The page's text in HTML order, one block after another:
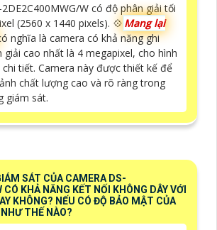
W có độ phân giải tối
(2560 x 1440 pixels). 💠 Mang lại
nghĩa là camera có khả năng ghi
giải cao nhất là 4 megapixel, cho hình
chi tiết. Camera này được thiết kế để
chất lượng cao và rõ ràng trong
giám sát.
SÁT CỦA CAMERA DS-
CÓ KHẢ NĂNG KẾT NỐI KHÔNG DÂY VỚI
KHÔNG? NẾU CÓ ĐỘ BẢO MẬT CỦA
THẾ NÀO?